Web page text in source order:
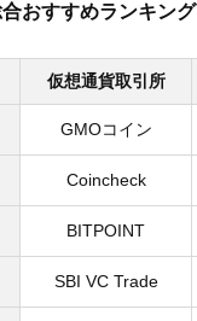
おすすめランキング
仮想通貨取引所
GMOコイン
Coincheck
BITPOINT
SBI VC Trade